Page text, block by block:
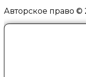
Авторское право ©